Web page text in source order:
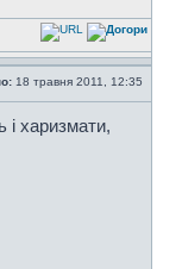
18 травня 2011, 12:35
i харизмати,